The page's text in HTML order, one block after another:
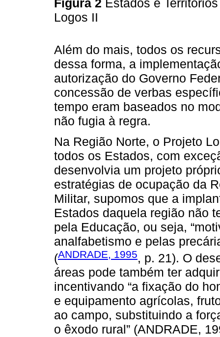
Figura 2 Estados e
Logos II
Além do mais, todos os
dessa forma, a
autorização do Governo
concessão de verbas
tempo eram baseados no
não fugia à regra.
Na Região Norte, o Projeto
todos os Estados, com
desenvolvia um projeto
estratégias de ocupação da
Militar, supomos que a
Estados daquela região não
pela Educação, ou seja,
analfabetismo e pelas
(ANDRADE, 1995, p. 21). O
áreas pode também ter
incentivando “a fixação do
e equipamento agrícolas,
ao campo, substituindo a
o êxodo rural” (ANDRADE,